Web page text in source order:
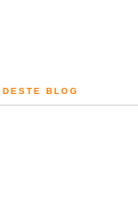
BLOG